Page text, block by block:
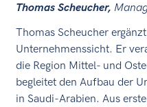
Thomas Scheucher,
Thomas Scheucher
Unternehmenssicht. Er
die Region Mittel- und
begleitet den Aufbau der
in Saudi-Arabien. Aus